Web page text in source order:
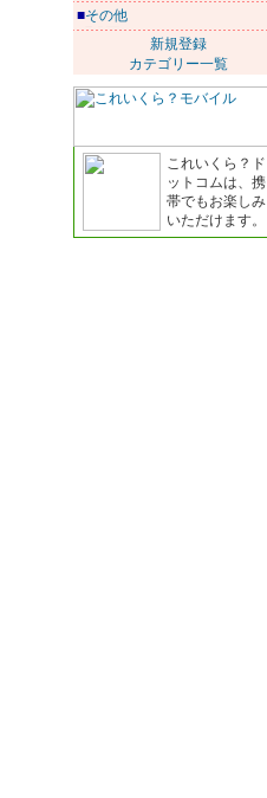
■その他
新規登録
カテゴリー一覧
これいくら？ド
ットコムは、携
帯でもお楽しみ
いただけます。